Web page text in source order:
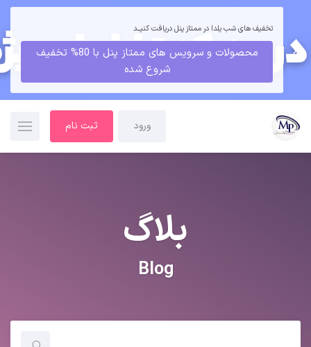
تخفیف های شب یلدا در ممتاز پنل دریافت کنیــد
محصولات و سرویس های ممتاز پنل با 80% تخفیف
شروع شده
ورود ثبت نام
بلاگ
Blog